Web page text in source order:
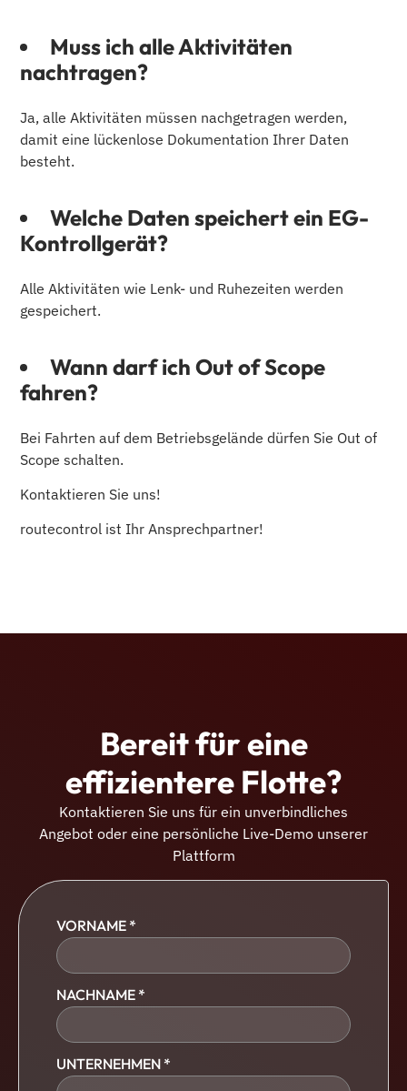
Muss ich alle Aktivitäten
nachtragen?
Ja, alle Aktivitäten müssen nachgetragen werden,
damit eine lückenlose Dokumentation Ihrer Daten
besteht.
Welche Daten speichert ein EG-
Kontrollgerät?
Alle Aktivitäten wie Lenk- und Ruhezeiten werden
gespeichert.
Wann darf ich Out of Scope
fahren?
Bei Fahrten auf dem Betriebsgelände dürfen Sie Out of
Scope schalten.
Kontaktieren Sie uns!
routecontrol ist Ihr Ansprechpartner!
Bereit für eine
effizientere Flotte?
Kontaktieren Sie uns für ein unverbindliches
Angebot oder eine persönliche Live-Demo unserer
Plattform
VORNAME *
NACHNAME *
UNTERNEHMEN *